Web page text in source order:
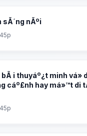
sÃ´ng nÃºi
45p
i thuyáº¿t minh vá»
cáº£nh hay má»™t di
45p